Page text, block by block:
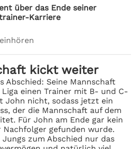
über das Ende seiner
Karriere
kickt weiter
Abschied: Seine Mannschaft
einen Trainer mit B- und C-
John nicht, sodass jetzt ein
der die Mannschaft auf dem
Für John am Ende gar kein
gefunden wurde.
zum Abschied nur das